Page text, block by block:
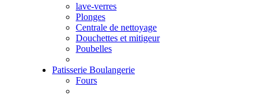
lave-verres
Plonges
Centrale de nettoyage
Douchettes et mitigeur
Poubelles
Patisserie Boulangerie
Fours